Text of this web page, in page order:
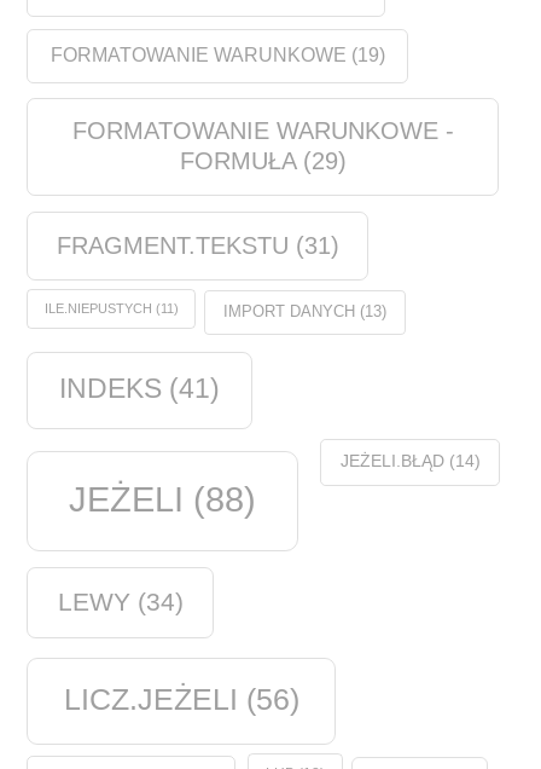
FORMATOWANIE WARUNKOWE (19)
FORMATOWANIE WARUNKOWE -
FORMUŁA(29)
FRAGMENT.TEKSTU (31)
ILE.NIEPUSTYCH (11) IMPORT DANYCH (13)
INDEKS (41)
JEŻELI (88)
JEŻELI.BŁĄD(14)
LEWY (34)
LICZ.JEŻELI (56)